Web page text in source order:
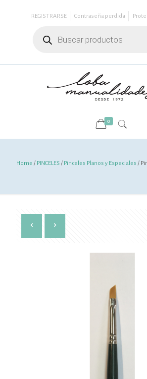
REGISTRARSE Contraseña perdida
productos
0
Home / PINCELES / Pinceles Planos y Especiales /